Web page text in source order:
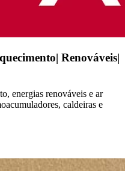
Renováveis|
energias renováveis e ar
caldeiras e